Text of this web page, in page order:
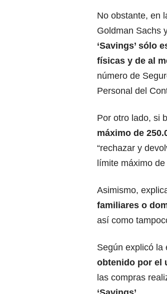
No obstante, en
Goldman Sachs
‘Savings’ sólo
físicas y de al
número de
Personal del
Por otro lado, si
máximo de
“rechazar y
límite máximo de
Asimismo,
familiares o
así como
Según explicó la
obtenido por el
las compras